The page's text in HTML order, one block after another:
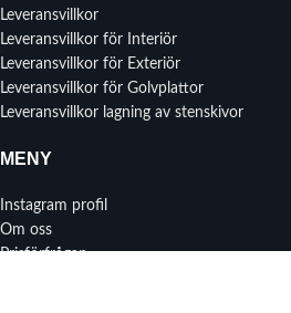
Leveransvillkor
Leveransvillkor för Interiör
Leveransvillkor för Exteriör
Leveransvillkor för Golvplattor
Leveransvillkor lagning av stenskivor
MENY
Instagram profil
Om oss
Prisförfrågan